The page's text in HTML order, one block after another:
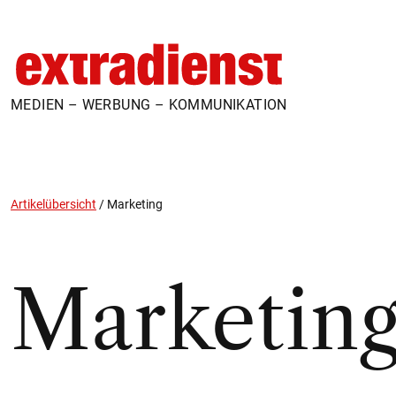
MEDIEN – WERBUNG – KOMMUNIKATION
Artikelübersicht / Marketing